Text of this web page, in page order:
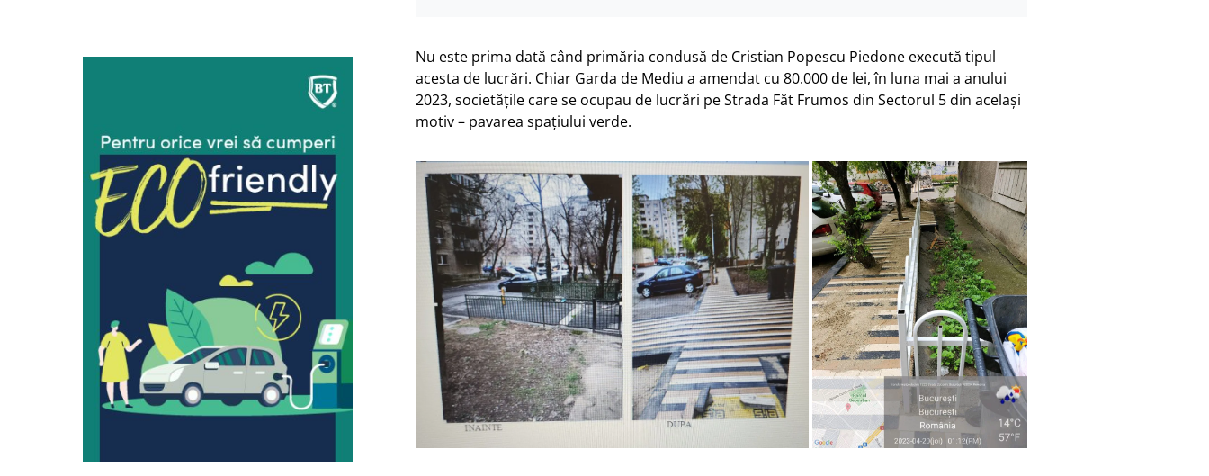
Nu este prima dată când primăria condusă de Cristian Popescu Piedone execută tipul
acesta de lucrări. Chiar Garda de Mediu a amendat cu 80.000 de lei, în luna mai a anului
2023, societățile care se ocupau de lucrări pe Strada Făt Frumos din Sectorul 5 din același
motiv – pavarea spațiului verde.